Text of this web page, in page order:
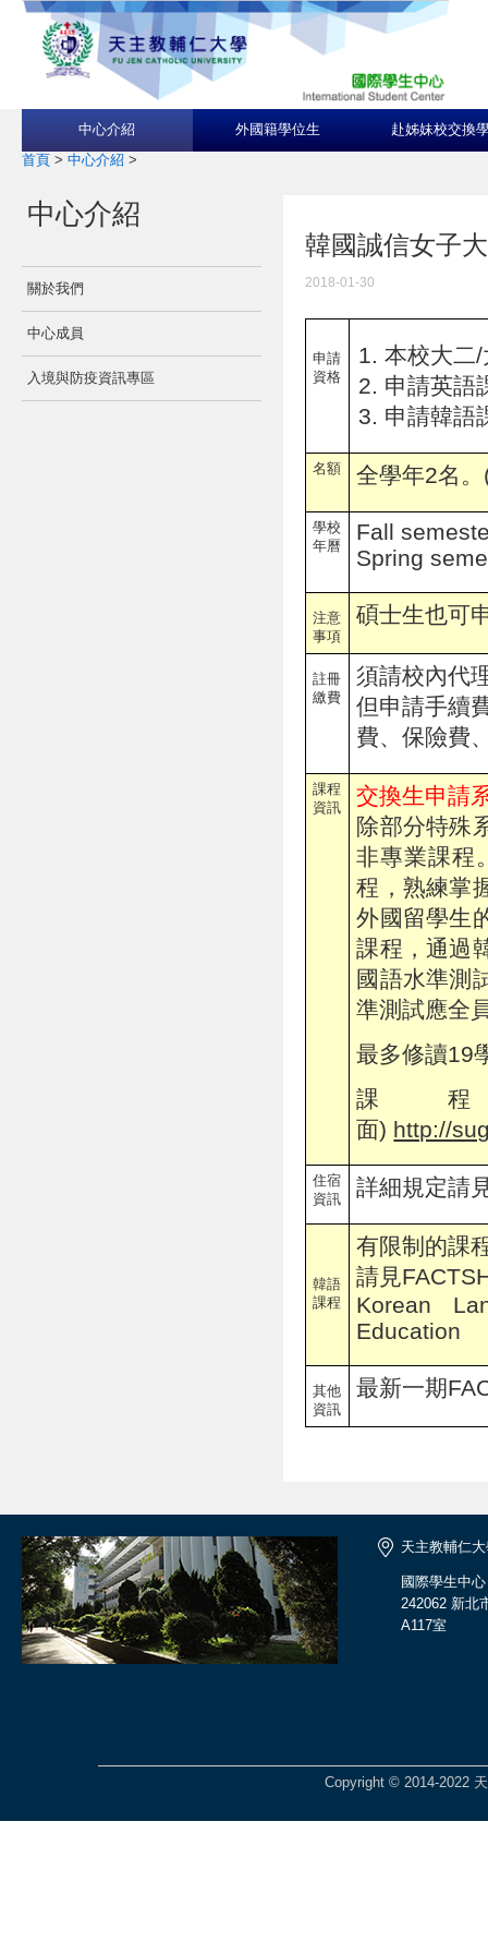
中心介紹 外國籍學位生 赴姊妹校交換
首頁 > 中心介紹 >
中心介紹
關於我們
中心成員
入境與防疫資訊專區
韓國誠信女子
2018-01-30
申請
資格
本校大二
申請英語
申請韓語
名額 全學年2名
學校
年曆
Fall
Spring
注意
事項
碩士生也可
註冊
繳費
須請校內代
但申請手續
費、保險費
課程
資訊
交換生申請
除部分特殊
非專業課程
程，熟練掌
外國留學生
課程，通過
國語水準測
準測試應全
最多修讀19
課
面) http://
住宿
資訊
詳細規定請
韓語
課程
有限制的課
請見
Korean
Education
其他
資訊
最新一期
天主教輔仁
國際學生中心
242062 新北
A117室
Copyright © 2014-2022